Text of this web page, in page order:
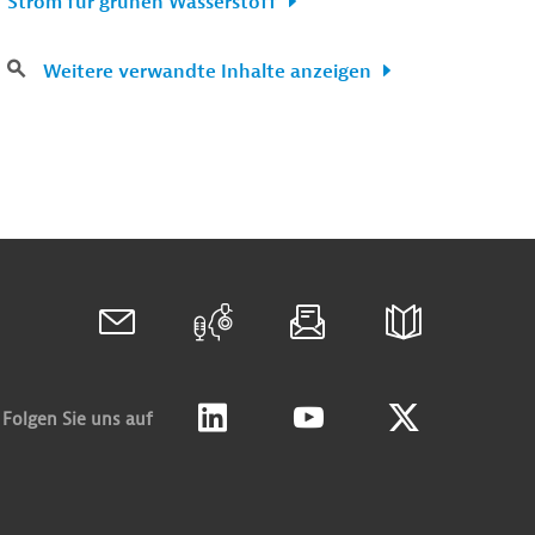
Weitere verwandte Inhalte anzeigen
Folgen Sie uns auf